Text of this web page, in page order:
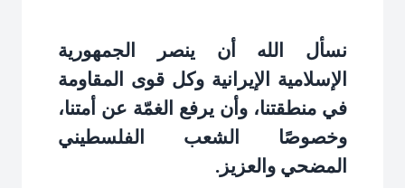
نسأل الله أن ينصر الجمهورية
الإسلامية الإيرانية وكل قوى المقاومة
في منطقتنا، وأن يرفع الغمّة عن أمتنا،
وخصوصًا الشعب الفلسطيني
المضحي والعزيز .